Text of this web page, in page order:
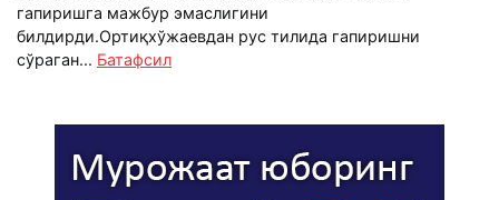
гапиришга мажбур эмаслигини
билдирди.Ортиқхўжаевдан рус тилида гапиришни
сўраган... Батафсил